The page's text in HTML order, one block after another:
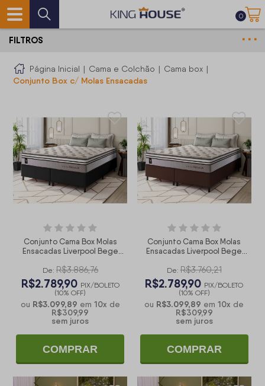
0
Página Inicial | Cama e Colchão | Cama box |
Conjunto Box c/ Molas Ensacadas
FILTROS
Conjunto Cama Box Molas
Ensacadas Liverpool Bege
De: R$3.886,76
R$2.789,90 PIX/BOLETO
(10% OFF)
ou R$3.099,89 em 10x de
R$309,99
sem juros
COMPRAR
Conjunto Cama Box Molas
Ensacadas Liverpool Bege
De: R$3.760,21
R$2.789,90 PIX/BOLETO
(10% OFF)
ou R$3.099,89 em10x de
R$309,99
sem juros
COMPRAR